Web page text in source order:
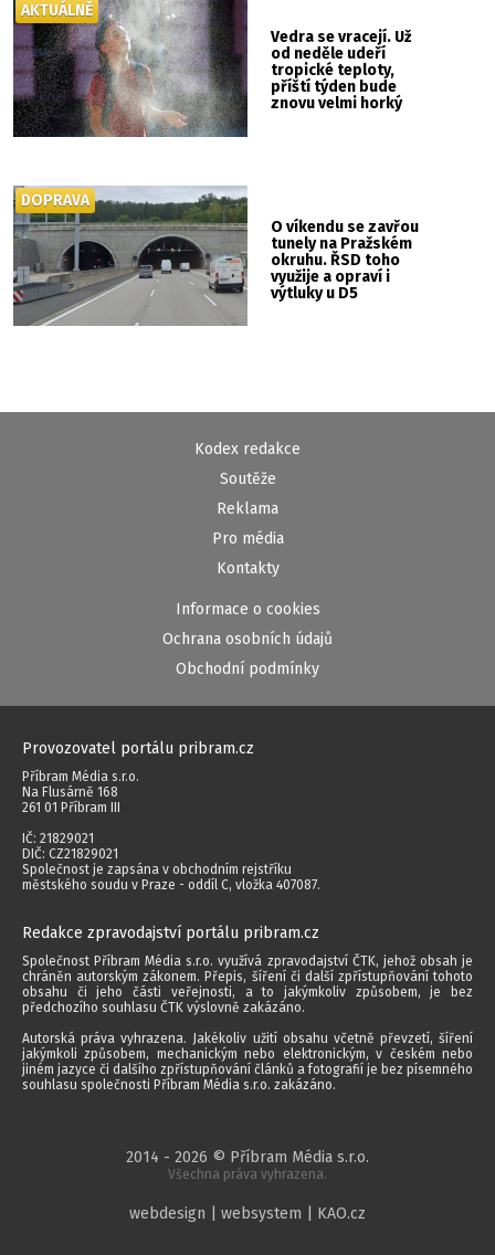
Vedra se vracejí. Už
od neděle udeří
tropické teploty,
příští týden bude
znovu velmi horký
AKTUÁLNĚ
O víkendu se zavřou
tunely na Pražském
okruhu. ŘSD toho
využije a opraví i
výtluky u D5
DOPRAVA
Kodex redakce
Soutěže
Reklama
Pro média
Kontakty
Informace o cookies
Ochrana osobních údajů
Obchodní podmínky
Provozovatel portálu pribram.cz
Příbram Média s.r.o.
Na Flusárně 168
261 01 Příbram III
IČ: 21829021
DIČ: CZ21829021
Společnost je zapsána v obchodním rejstříku
městského soudu v Praze - oddíl C, vložka 407087.
Redakce zpravodajství portálu pribram.cz
Společnost Příbram Média s.r.o. využívá zpravodajství ČTK, jehož obsah je
chráněn autorským zákonem. Přepis, šíření či další zpřístupňování tohoto
obsahu či jeho části veřejnosti, a to jakýmkoliv způsobem, je bez
předchozího souhlasu ČTK výslovně zakázáno.
Autorská práva vyhrazena. Jakékoliv užití obsahu včetně převzetí, šíření
jakýmkoli způsobem, mechanickým nebo elektronickým, v českém nebo
jiném jazyce či dalšího zpřístupňování článků a fotografií je bez písemného
souhlasu společnosti Příbram Média s.r.o. zakázáno.
2014 - 2026 © Příbram Média s.r.o.
Všechna práva vyhrazena.
webdesign | websystem | KAO.cz